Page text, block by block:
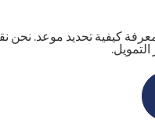
كيفية تحديد موعد. نحن